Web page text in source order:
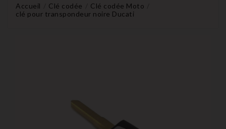
Accueil Clé codée
Clé codée Moto
clé pour transpondeur noire Ducati